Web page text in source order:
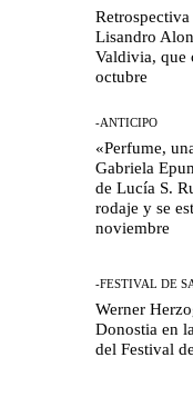
Lisandro
Valdivia, que
octubre
-ANTICIPO
«Perfume,
Gabriela
de Lucía S.
rodaje y se
noviembre
-FESTIVAL DE
Werner
Donostia en
del Festival